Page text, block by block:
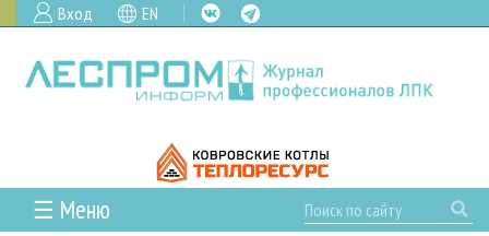
Вход EN
☰ Меню